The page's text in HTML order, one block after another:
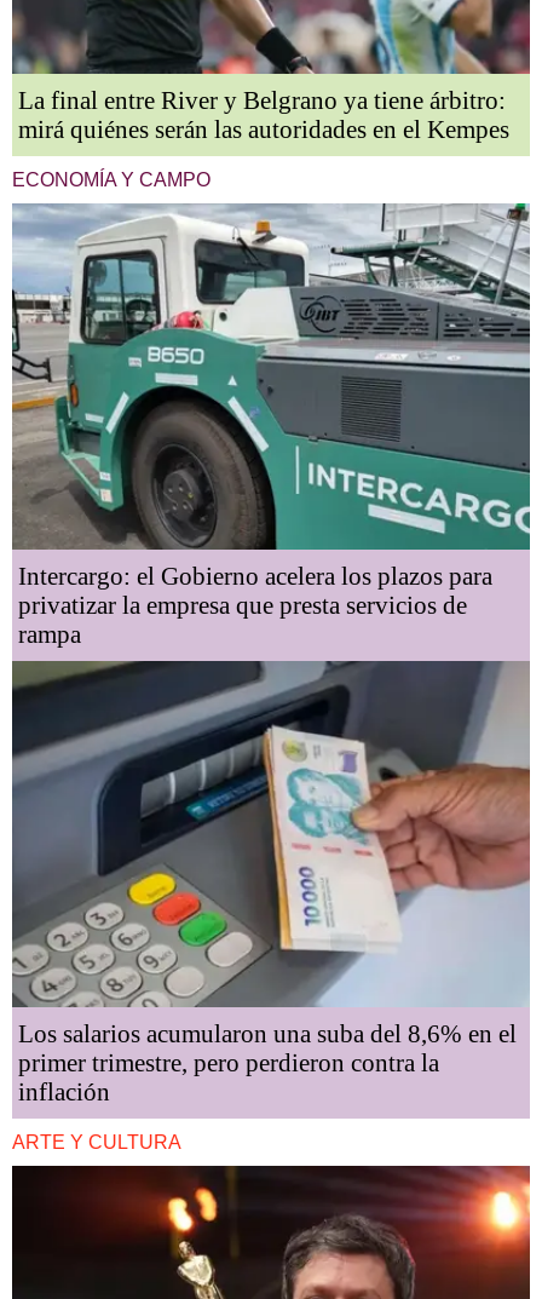
La final entre River y Belgrano ya tiene árbitro:
mirá quiénes serán las autoridades en el Kempes
ECONOMÍA Y CAMPO
Intercargo: el Gobierno acelera los plazos para
privatizar la empresa que presta servicios de
rampa
Los salarios acumularon una suba del 8,6% en el
primer trimestre, pero perdieron contra la
inflación
ARTE Y CULTURA